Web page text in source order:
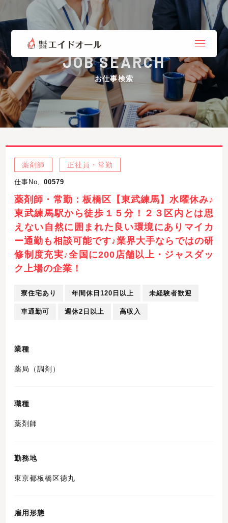
JOB SEARCH
お仕事検索
薬剤師 正社員・常勤
仕事No, 00579
薬剤師・常勤：板橋区【東武練馬】水曜休み♪
東武練馬駅から徒歩１５分！２３区内とは思
えない自然に囲まれた良い環境にありマイカ
ー通勤も相談可能です♪業界大手ならではの研
修制度充実♪全国に200店舗以上・ジャスダッ
ク上場の企業！
寮住宅あり 年間休日120日以上 未経験者歓迎
車通勤可 週休2日以上 高収入
業種
薬局（調剤）
職種
薬剤師
勤務地
東京都板橋区徳丸
雇用形態